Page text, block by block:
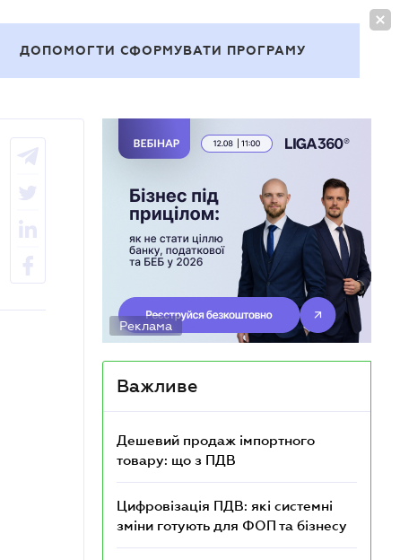
ДОПОМОГТИ СФОРМУВАТИ ПРОГРАМУ
Реклама
Важливе
Дешевий продаж імпортного
товару: що з ПДВ
Цифровізація ПДВ: які системні
зміни готують для ФОП та бізнесу